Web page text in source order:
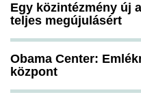
Egy közintézmény új
teljes megújulásért
Obama Center:
központ